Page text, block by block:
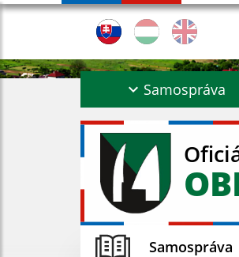
Samospráva
Samospráva